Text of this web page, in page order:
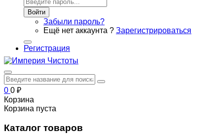
Войти
Забыли пароль?
Ещё нет аккаунта ? Зарегистрироваться
Регистрация
0 0 ₽
Корзина
Корзина пуста
Каталог товаров